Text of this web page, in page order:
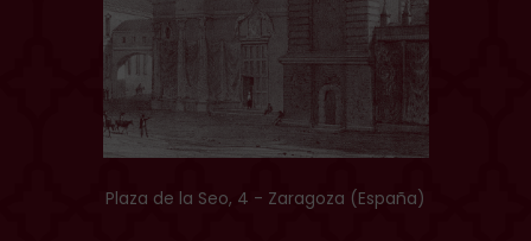
Plaza de la Seo, 4 - Zaragoza (España)